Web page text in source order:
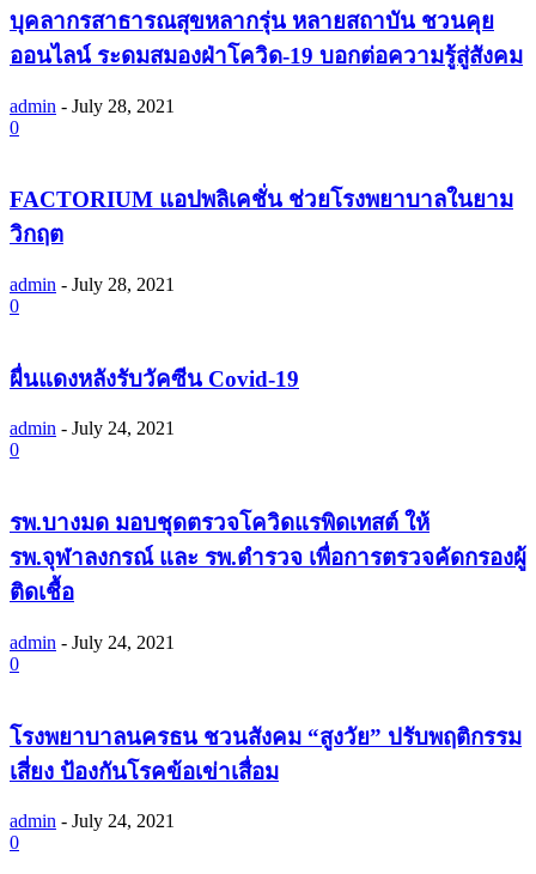
บุคลากรสาธารณสุขหลากรุ่น หลายสถาบัน ชวนคุย
ออนไลน์ ระดมสมองฝ่าโควิด-19 บอกต่อความรู้สู่สังคม
admin - July 28, 2021
0
FACTORIUM แอปพลิเคชั่น ช่วยโรงพยาบาลในยาม
วิกฤต
admin - July 28, 2021
0
ผื่นแดงหลังรับวัคซีน Covid-19
admin - July 24, 2021
0
รพ.บางมด มอบชุดตรวจโควิดแรพิดเทสต์ ให้
รพ.จุฬาลงกรณ์ และ รพ.ตำรวจ เพื่อการตรวจคัดกรองผู้
ติดเชื้อ
admin - July 24, 2021
0
โรงพยาบาลนครธน ชวนสังคม “สูงวัย” ปรับพฤติกรรม
เสี่ยง ป้องกันโรคข้อเข่าเสื่อม
admin - July 24, 2021
0